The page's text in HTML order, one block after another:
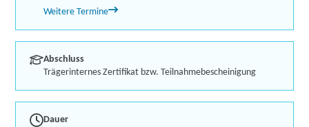
Weitere Termine
Abschluss
Trägerinternes Zertifikat bzw. Teilnahmebescheinigung
Dauer